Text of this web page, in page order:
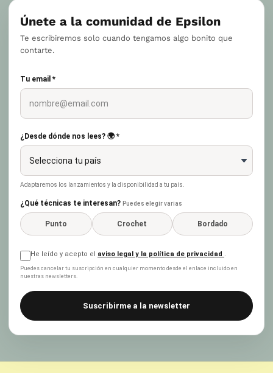
Únete a la comunidad de Epsilon
Te escribiremos solo cuando tengamos algo bonito que
contarte.
Tu email *
¿Desde dónde nos lees? 🌍 *
Adaptaremos los lanzamientos y la disponibilidad a tu país.
¿Qué técnicas te interesan? Puedes elegir varias
Punto Crochet Bordado
He leído y acepto el aviso legal y la política de privacidad .
Puedes cancelar tu suscripción en cualquier momento desde el enlace incluido en
nuestras newsletters.
Suscribirme a la newsletter